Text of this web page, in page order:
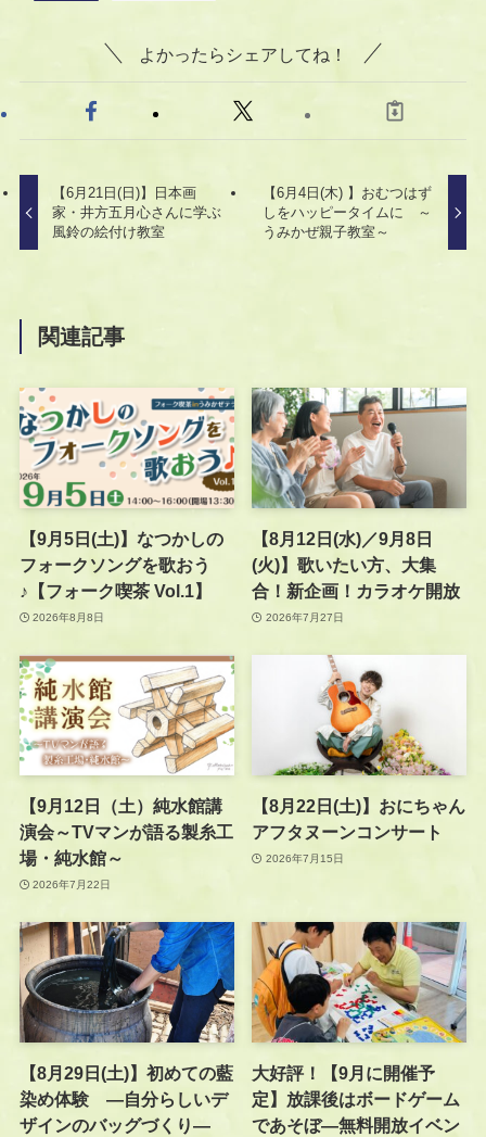
よかったらシェアしてね！
【6月21日(日)】日本画
家・井方五月心さんに学ぶ
風鈴の絵付け教室
【6月4日(木) 】おむつはず
しをハッピータイムに ～
うみかぜ親子教室～
関連記事
【9月5日(土)】なつかしの
フォークソングを歌おう
♪【フォーク喫茶 Vol.1】
2026年8月8日
【8月12日(水)／9月8日
(火)】歌いたい方、大集
合！新企画！カラオケ開放
2026年7月27日
【9月12日（土）純水館講
演会～TVマンが語る製糸工
場・純水館～
2026年7月22日
【8月22日(土)】おにちゃん
アフタヌーンコンサート
2026年7月15日
【8月29日(土)】初めての藍
染め体験 —自分らしいデ
ザインのバッグづくり—
大好評！【9月に開催予
定】放課後はボードゲーム
であそぼ―無料開放イベン